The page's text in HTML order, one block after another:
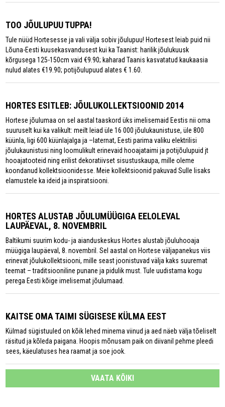
TOO JÕULUPUU TUPPA!
Tule nüüd Hortesesse ja vali välja sobiv jõulupuu! Hortesest leiab puid nii
Lõuna-Eesti kuusekasvandusest kui ka Taanist: harilik jõulukuusk
kõrgusega 125-150cm vaid €9.90; kaharad Taanis kasvatatud kaukaasia
nulud alates €19.90; potijõulupuud alates € 1.60.
HORTES ESITLEB: JÕULUKOLLEKTSIOONID 2014
Hortese jõulumaa on sel aastal taaskord üks imelisemaid Eestis nii oma
suuruselt kui ka valikult: meilt leiad üle 16 000 jõulukaunistuse, üle 800
küünla, ligi 600 küünlajalga ja –laternat, Eesti parima valiku elektrilisi
jõulukaunistusi ning loomulikult erinevaid hooajataimi ja potijõulupuid jt
hooajatooteid ning erilist dekoratiivset sisustuskaupa, mille oleme
koondanud kollektsioonidesse. Meie kollektsioonid pakuvad Sulle lisaks
elamustele ka ideid ja inspiratsiooni.
HORTES ALUSTAB JÕULUMÜÜGIGA EELOLEVAL
LAUPÄEVAL, 8. NOVEMBRIL
Baltikumi suurim kodu- ja aianduskeskus Hortes alustab jõuluhooaja
müügiga laupäeval, 8. novembril. Sel aastal on Hortese väljapanekus viis
erinevat jõulukollektsiooni, mille seast joonistuvad välja kaks suuremat
teemat – traditsiooniline punane ja pidulik must. Tule uudistama kogu
perega Eesti kõige imelisemat jõulumaad.
KAITSE OMA TAIMI SÜGISESE KÜLMA EEST
Külmad sügistuuled on kõik lehed minema viinud ja aed näeb välja tõeliselt
räsitud ja kõleda paigana. Hoopis mõnusam paik on diivanil pehme pleedi
sees, käeulatuses hea raamat ja soe jook.
VAATA KÕIKI